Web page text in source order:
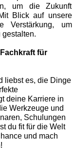
um die Zukunft
Blick auf unsere
Verstärkung, um
gestalten.
für
liebst es, die Dinge
deine Karriere in
Werkzeuge und
Schulungen
du fit für die Welt
und mach